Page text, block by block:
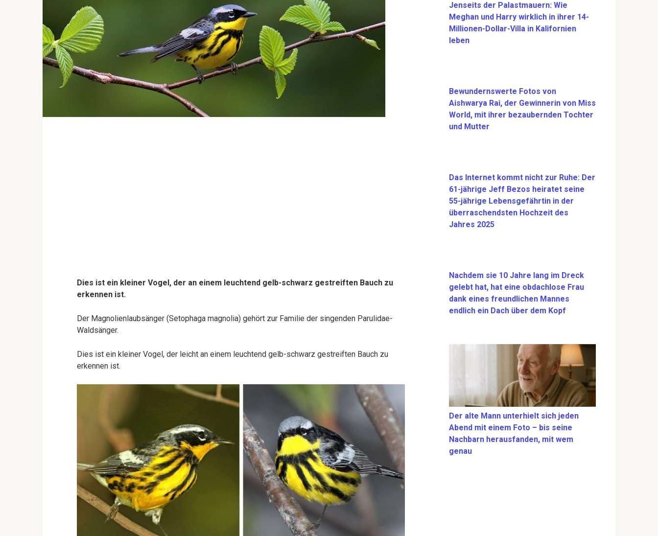
Dies ist ein kleiner Vogel, der an einem leuchtend gelb-schwarz gestreiften Bauch zu
erkennen ist.
Der Magnolienlaubsänger (Setophaga magnolia) gehört zur Familie der singenden Parulidae-
Waldsänger.
Dies ist ein kleiner Vogel, der leicht an einem leuchtend gelb-schwarz gestreiften Bauch zu
erkennen ist.
Jenseits der Palastmauern: Wie
Meghan und Harry wirklich in ihrer 14-
Millionen-Dollar-Villa in Kalifornien
leben
Bewundernswerte Fotos von
Aishwarya Rai, der Gewinnerin von Miss
World, mit ihrer bezaubernden Tochter
und Mutter
Das Internet kommt nicht zur Ruhe: Der
61-jährige Jeff Bezos heiratet seine
55-jährige Lebensgefährtin in der
überraschendsten Hochzeit des
Jahres 2025
Nachdem sie 10 Jahre lang im Dreck
gelebt hat, hat eine obdachlose Frau
dank eines freundlichen Mannes
endlich ein Dach über dem Kopf
Der alte Mann unterhielt sich jeden
Abend mit einem Foto – bis seine
Nachbarn herausfanden, mit wem
genau